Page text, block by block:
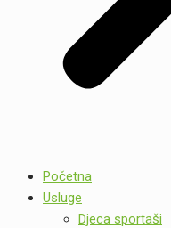
Početna
Usluge
Djeca sportaši